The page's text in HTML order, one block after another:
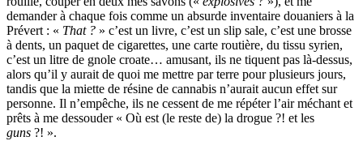
demander à chaque fois comme un absurde inventaire douaniers à la
Prévert : « That ? » c’est un livre, c’est un slip sale, c’est une brosse
à dents, un paquet de cigarettes, une carte routière, du tissu syrien,
c’est un litre de gnole croate… amusant, ils ne tiquent pas là-dessus,
alors qu’il y aurait de quoi me mettre par terre pour plusieurs jours,
tandis que la miette de résine de cannabis n’aurait aucun effet sur
personne. Il n’empêche, ils ne cessent de me répéter l’air méchant et
prêts à me dessouder « Où est (le reste de) la drogue ?! et les
guns ?! ».